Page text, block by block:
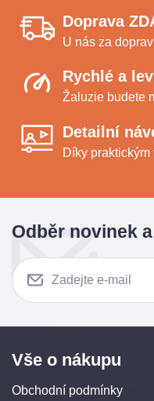
Doprava
U nás za
Rychlé a
Žaluzie budete
Detailní
Díky
Odběr novinek
Vše o nákupu
Obchodní podmínky